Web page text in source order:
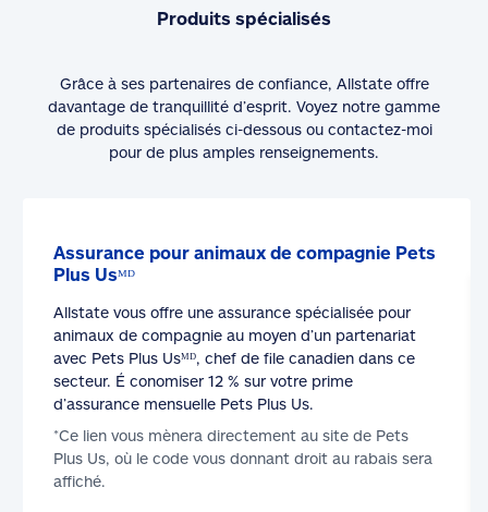
Produits spécialisés
Grâce à ses partenaires de confiance, Allstate offre
davantage de tranquillité d’esprit. Voyez notre gamme
de produits spécialisés ci-dessous ou contactez-moi
pour de plus amples renseignements.
Assurance pour animaux de compagnie Pets
Plus Usᴹᴰ
Allstate vous offre une assurance spécialisée pour
animaux de compagnie au moyen d’un partenariat
avec Pets Plus Usᴹᴰ, chef de file canadien dans ce
secteur. É conomiser 12 % sur votre prime
d’assurance mensuelle Pets Plus Us.
*Ce lien vous mènera directement au site de Pets
Plus Us, où le code vous donnant droit au rabais sera
affiché.